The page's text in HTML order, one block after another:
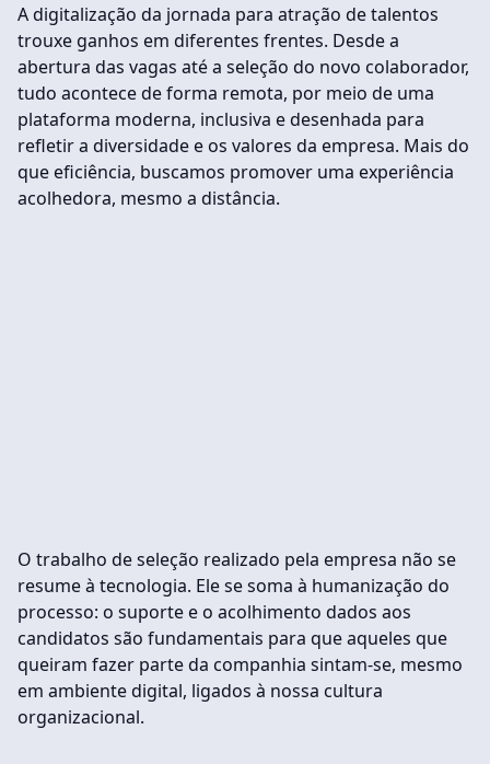
A digitalização da jornada para atração de talentos
trouxe ganhos em diferentes frentes. Desde a
abertura das vagas até a seleção do novo colaborador,
tudo acontece de forma remota, por meio de uma
plataforma moderna, inclusiva e desenhada para
refletir a diversidade e os valores da empresa. Mais do
que eficiência, buscamos promover uma experiência
acolhedora, mesmo a distância.
O trabalho de seleção realizado pela empresa não se
resume à tecnologia. Ele se soma à humanização do
processo: o suporte e o acolhimento dados aos
candidatos são fundamentais para que aqueles que
queiram fazer parte da companhia sintam-se, mesmo
em ambiente digital, ligados à nossa cultura
organizacional.